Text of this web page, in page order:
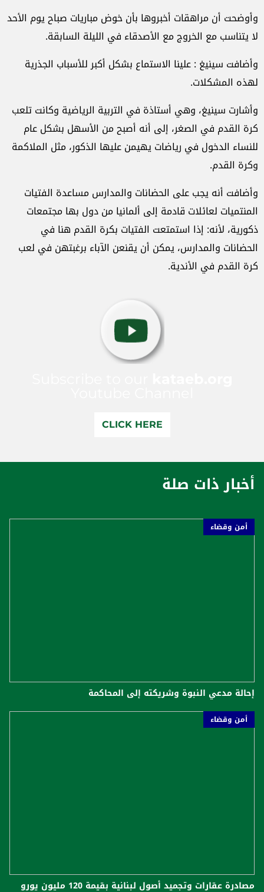
وأوضحت أن مراهقات أخبروها بأن خوض مباريات صباح يوم الأحد
لا يتناسب مع الخروج مع الأصدقاء في الليلة السابقة.
وأضافت سينيغ : علينا الاستماع بشكل أكبر للأسباب الجذرية
لهذه المشكلات.
وأشارت سينيغ، وهي أستاذة في التربية الرياضية وكانت تلعب
كرة القدم في الصغر، إلى أنه أصبح من الأسهل بشكل عام
للنساء الدخول في رياضات يهيمن عليها الذكور، مثل الملاكمة
وكرة القدم.
وأضافت أنه يجب على الحضانات والمدارس مساعدة الفتيات
المنتميات لعائلات قادمة إلى ألمانيا من دول بها مجتمعات
ذكورية، لأنه: إذا استمتعت الفتيات بكرة القدم هنا في
الحضانات والمدارس، يمكن أن يقنعن الآباء برغبتهن في لعب
كرة القدم في الأندية.
CLICK HERE
أخبار ذات صلة
أمن وقضاء
إحالة مدعي النبوة وشريكته إلى المحاكمة
أمن وقضاء
مصادرة عقارات وتجميد أصول لبنانية بقيمة 120 مليون يورو